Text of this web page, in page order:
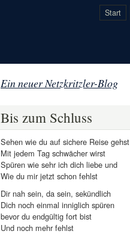
Start
Ein neuer Netzkritzler-Blog
Bis zum Schluss
Sehen wie du auf sichere Reise gehst
Mit jedem Tag schwächer wirst
Spüren wie sehr ich dich liebe und
Wie du mir jetzt schon fehlst
Dir nah sein, da sein, sekündlich
Dich noch einmal inniglich spüren
bevor du endgültig fort bist
Und noch mehr fehlst